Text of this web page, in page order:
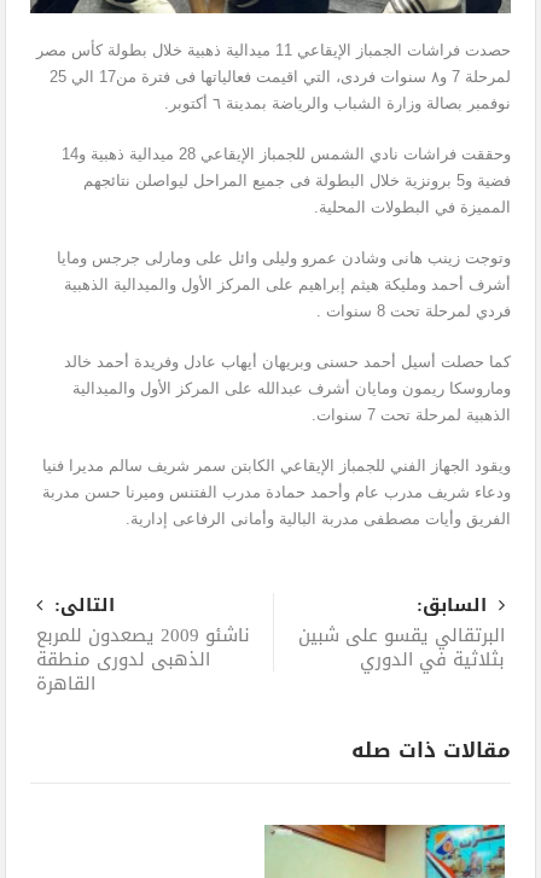
حصدت فراشات الجمباز الإيقاعي 11 ميدالية ذهبية خلال بطولة كأس مصر
لمرحلة 7 و٨ سنوات فردى، التي اقيمت فعالياتها فى فترة من17 الي 25
نوفمبر بصالة وزارة الشباب والرياضة بمدينة ٦ أكتوبر.
وحققت فراشات نادي الشمس للجمباز الإيقاعي 28 ميدالية ذهبية و14
فضية و5 برونزية خلال البطولة فى جميع المراحل ليواصلن نتائجهم
المميزة في البطولات المحلية.
وتوجت زينب هانى وشادن عمرو وليلى وائل على ومارلى جرجس ومايا
أشرف أحمد ومليكة هيثم إبراهيم على المركز الأول والميدالية الذهبية
فردي لمرحلة تحت 8 سنوات .
كما حصلت أسيل أحمد حسنى وبريهان أيهاب عادل وفريدة أحمد خالد
وماروسكا ريمون ومايان أشرف عبدالله على المركز الأول والميدالية
الذهبية لمرحلة تحت 7 سنوات.
ويقود الجهاز الفني للجمباز الإيقاعي الكابتن سمر شريف سالم مديرا فنيا
ودعاء شريف مدرب عام وأحمد حمادة مدرب الفتنس وميرنا حسن مدربة
الفريق وأيات مصطفى مدربة البالية وأمانى الرفاعى إدارية.
السابق:
البرتقالي يقسو على شبين
بثلاثية في الدوري
التالى:
ناشئو 2009 يصعدون للمربع
الذهبى لدورى منطقة
القاهرة
مقالات ذات صله